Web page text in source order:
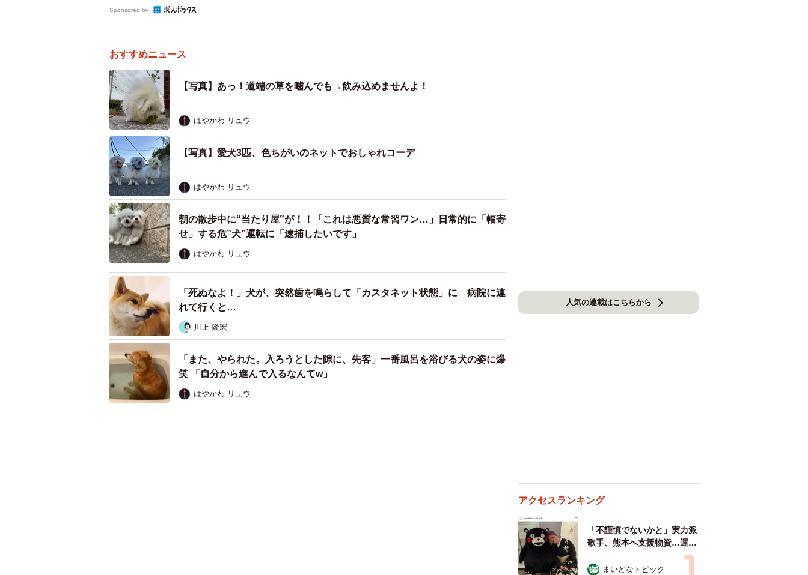
Sponsored by
おすすめニュース
【写真】あっ！道端の草を噛んでも→飲み込めませんよ！
はやかわ リュウ
【写真】愛犬3匹、色ちがいのネットでおしゃれコーデ
はやかわ リュウ
朝の散歩中に“当たり屋”が！！「これは悪質な常習ワン…」日常的に「幅寄
せ」する危”犬”運転に「逮捕したいです」
はやかわ リュウ
「死ぬなよ！」犬が、突然歯を鳴らして「カスタネット状態」に 病院に連
れて行くと…
川上 隆宏
「また、やられた。入ろうとした隙に、先客」一番風呂を浴びる犬の姿に爆
笑 「自分から進んで入るなんてw」
はやかわ リュウ
人気の連載はこちらから
アクセスランキング
「不謹慎でないかと」実力派
歌手、熊本へ支援物資…運搬
トラックの車体デザインにた
めらい 「痛いほど伝わる」
まいどなトピック